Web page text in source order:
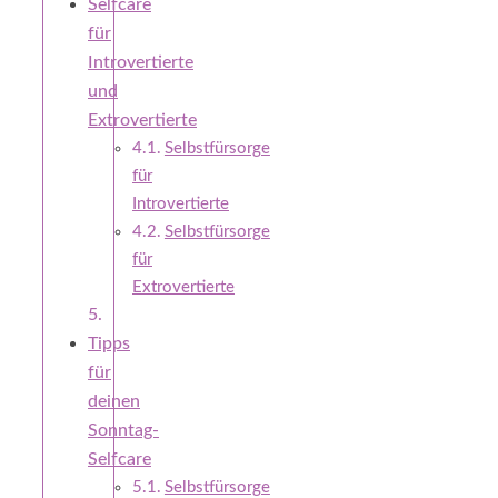
Selfcare
für
Introvertierte
und
Extrovertierte
Selbstfürsorge
für
Introvertierte
Selbstfürsorge
für
Extrovertierte
Tipps
für
deinen
Sonntag-
Selfcare
Selbstfürsorge